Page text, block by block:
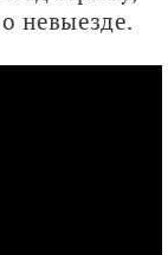
невыезде.